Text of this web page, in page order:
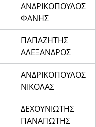
ΑΝΔΡΙΚΟΠΟΥΛΟΣ
ΦΑΝΗΣ
ΠΑΠΑΖΗΤΗΣ
ΑΛΕΞΑΝΔΡΟΣ
ΑΝΔΡΙΚΟΠΟΥΛΟΣ
ΝΙΚΟΛΑΣ
ΔΕΧΟΥΝΙΩΤΗΣ
ΠΑΝΑΓΙΩΤΗΣ